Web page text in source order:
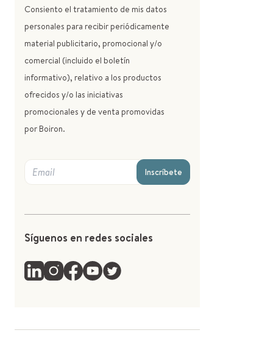
Consiento el tratamiento de mis datos
personales para recibir periódicamente
material publicitario, promocional y/o
comercial (incluido el boletín
informativo), relativo a los productos
ofrecidos y/o las iniciativas
promocionales y de venta promovidas
por Boiron.
Inscríbete
Síguenos en redes sociales